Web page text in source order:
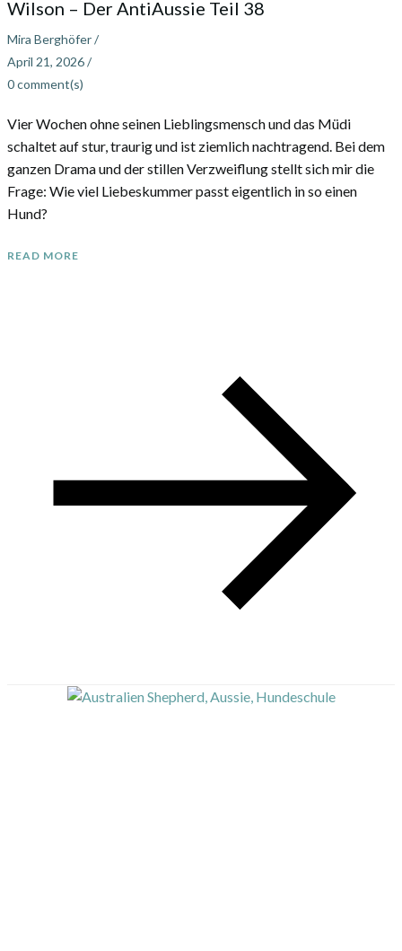
Wilson – Der AntiAussie Teil 38
Mira Berghöfer/
April 21, 2026/
0comment(s)
Vier Wochen ohne seinen Lieblingsmensch und das Müdi
schaltet auf stur, traurig und ist ziemlich nachtragend. Bei dem
ganzen Drama und der stillen Verzweiflung stellt sich mir die
Frage: Wie viel Liebeskummer passt eigentlich in so einen
Hund?
READ MORE